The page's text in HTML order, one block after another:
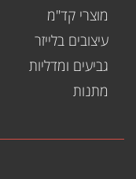
מוצרי קד"מ
עיצובים בלייזר
גביעים ומדליות
מתנות